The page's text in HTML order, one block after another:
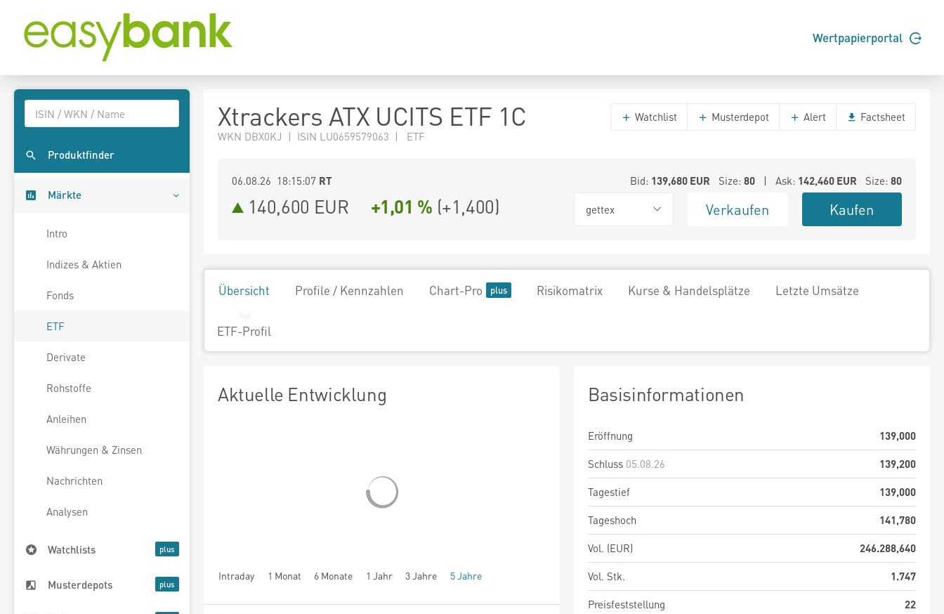
Wertpapierportal
Produktfinder
Märkte
Intro
Indizes & Aktien
Fonds
ETF
Derivate
Rohstoffe
Anleihen
Währungen & Zinsen
Nachrichten
Analysen
Watchlists
Musterdepots
Xtrackers ATX UCITS ETF 1C
WKN DBX0KJ | ISIN LU0659579063 | ETF
Watchlist Musterdepot Alert Factsheet
06.08.26 18:15:07 RT Bid: 139,680EUR Size: 80| Ask: 142,460EUR Size: 80
140,600 EUR +1,01 % (+1,400) gettex Verkaufen Kaufen
Übersicht Profile / Kennzahlen Chart-Pro Risikomatrix Kurse & Handelsplätze Letzte Umsätze
ETF-Profil
Aktuelle Entwicklung
Intraday 1 Monat 6 Monate 1 Jahr 3 Jahre 5 Jahre
seit Beginn
Basisinformationen
Eröffnung
139,000
Schluss 05.08.26
139,200
Tagestief
139,000
Tageshoch
141,780
Vol. (EUR)
246.288,640
Vol. Stk.
1.747
Preisfeststellung
22